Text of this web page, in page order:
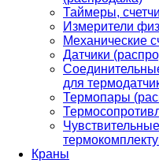
Таймеры,
Измерители
Механические
Датчики
для
Термопары
Краны